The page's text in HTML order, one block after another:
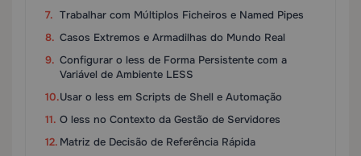
Trabalhar com Múltiplos Ficheiros e Named Pipes
Casos Extremos e Armadilhas do Mundo Real
Configurar o less de Forma Persistente com a
Variável de Ambiente LESS
Usar o less em Scripts de Shell e Automação
O less no Contexto da Gestão de Servidores
Matriz de Decisão de Referência Rápida